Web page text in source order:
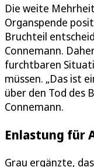
Die weite
Organspende
Bruchteil
Connemann.
furchtbaren
müssen. „Das ist
über den Tod des
Connemann.
Enlastung für
Grau ergänzte,